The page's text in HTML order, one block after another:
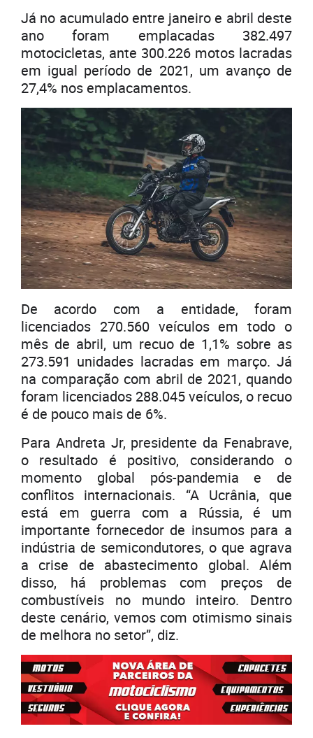
Já no acumulado entre janeiro e abril deste
ano foram emplacadas 382.497
motocicletas, ante 300.226 motos lacradas
em igual período de 2021, um avanço de
27,4% nos emplacamentos.
De acordo com a entidade, foram
licenciados 270.560 veículos em todo o
mês de abril, um recuo de 1,1% sobre as
273.591 unidades lacradas em março. Já
na comparação com abril de 2021, quando
foram licenciados 288.045 veículos, o recuo
é de pouco mais de 6%.
Para Andreta Jr, presidente da Fenabrave,
o resultado é positivo, considerando o
momento global pós-pandemia e de
conflitos internacionais. “A Ucrânia, que
está em guerra com a Rússia, é um
importante fornecedor de insumos para a
indústria de semicondutores, o que agrava
a crise de abastecimento global. Além
disso, há problemas com preços de
combustíveis no mundo inteiro. Dentro
deste cenário, vemos com otimismo sinais
de melhora no setor”, diz.